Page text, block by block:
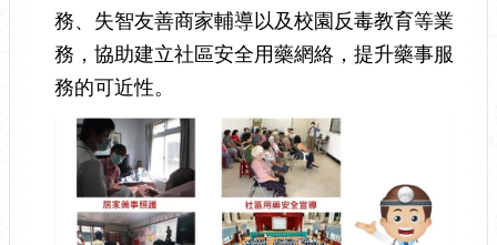
務、失智友善商家輔導以及校園反毒教育等業
務，協助建立社區安全用藥網絡，提升藥事服
務的可近性。